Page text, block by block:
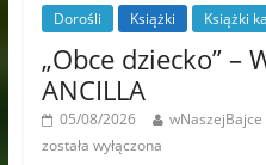
Dorośli Książki Książki
„Obce dziecko” –
ANCILLA
05/08/2026 wNaszejBajce
została wyłączona